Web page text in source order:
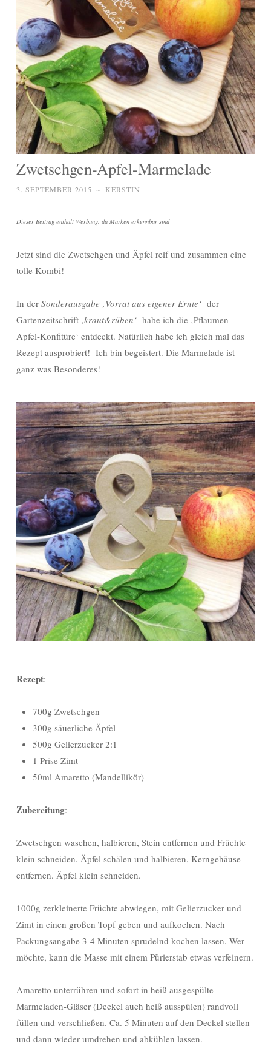
Zwetschgen-Apfel-Marmelade
3. SEPTEMBER 2015 ~ KERSTIN
Dieser Beitrag enthält Werbung, da Marken erkennbar sind
Jetzt sind die Zwetschgen und Äpfel reif und zusammen eine
tolle Kombi!
In der Sonderausgabe ‚Vorrat aus eigener Ernte‘ der
Gartenzeitschrift ‚kraut&rüben‘ habe ich die ‚Pflaumen-
Apfel-Konfitüre‘ entdeckt. Natürlich habe ich gleich mal das
Rezept ausprobiert! Ich bin begeistert. Die Marmelade ist
ganz was Besonderes!
Rezept:
700g Zwetschgen
300g säuerliche Äpfel
500g Gelierzucker 2:1
1 Prise Zimt
50ml Amaretto (Mandellikör)
Zubereitung:
Zwetschgen waschen, halbieren, Stein entfernen und Früchte
klein schneiden. Äpfel schälen und halbieren, Kerngehäuse
entfernen. Äpfel klein schneiden.
1000g zerkleinerte Früchte abwiegen, mit Gelierzucker und
Zimt in einen großen Topf geben und aufkochen. Nach
Packungsangabe 3-4 Minuten sprudelnd kochen lassen. Wer
möchte, kann die Masse mit einem Pürierstab etwas verfeinern.
Amaretto unterrühren und sofort in heiß ausgespülte
Marmeladen-Gläser (Deckel auch heiß ausspülen) randvoll
füllen und verschließen. Ca. 5 Minuten auf den Deckel stellen
und dann wieder umdrehen und abkühlen lassen.